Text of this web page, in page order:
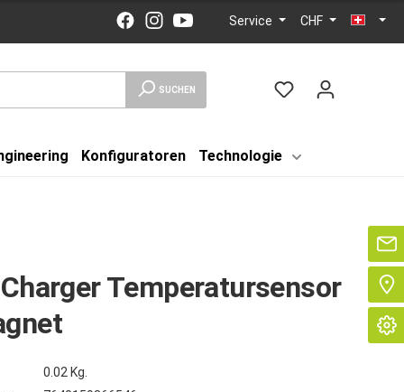
Service CHF
SUCHEN
Konfiguratoren Technologie
Temperatursensor
0.02 Kg.